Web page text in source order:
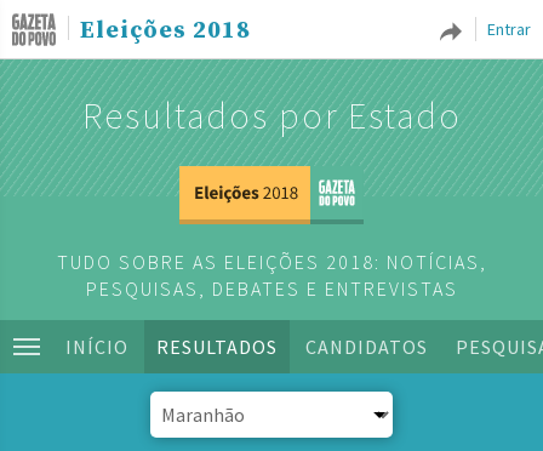
Entrar
Eleições 2018
Resultados por Estado
TUDO SOBRE AS ELEIÇÕES 2018: NOTÍCIAS,
PESQUISAS, DEBATES E ENTREVISTAS
INÍCIO RESULTADOS CANDIDATOS